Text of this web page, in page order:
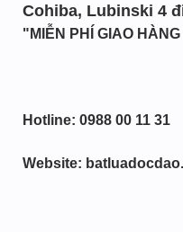
Cohiba, Lubinski 4
"MIỄN PHÍ GIAO
Hotline: 0988 00 11 31
Website: